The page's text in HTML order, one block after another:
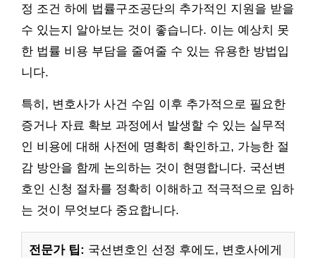
정 조건 하에 법률구조공단의 추가적인 지원을 받을
수 있는지 알아보는 것이 좋습니다. 이는 예상치 못
한 법률 비용 부담을 줄여줄 수 있는 유용한 방법입
니다.
특히, 변호사가 사건 수임 이후 추가적으로 필요한
증거나 자료 확보 과정에서 발생할 수 있는 실무적
인 비용에 대해 사전에 명확히 확인하고, 가능한 절
감 방안을 함께 논의하는 것이 현명합니다. 국선변
호인 신청 절차를 정확히 이해하고 적극적으로 임하
는 것이 무엇보다 중요합니다.
전문가 팁: 국선변호인 선정 후에도, 변호사에게